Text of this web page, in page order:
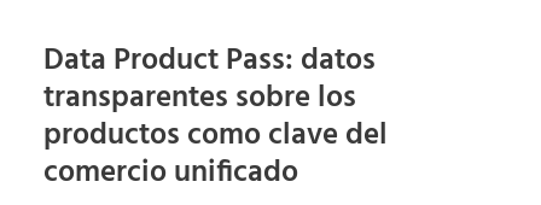
Data Product Pass: datos
transparentes sobre los
productos como clave del
comercio unificado